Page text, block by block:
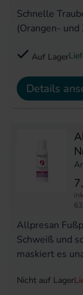
Schnelle
(Orangen-
Auf Lager
Details
Allpresan
Schweiß und
maskiert es
Nicht auf Lager